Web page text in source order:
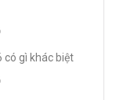
gì khác biệt